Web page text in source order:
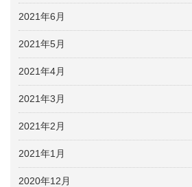
2021年6月
2021年5月
2021年4月
2021年3月
2021年2月
2021年1月
2020年12月